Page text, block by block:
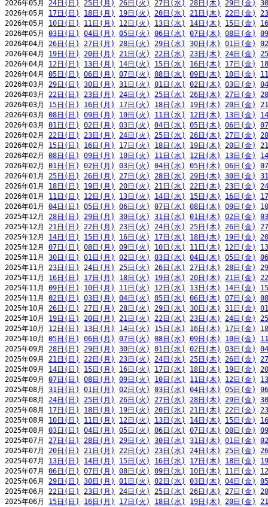
2026年05月 24日(日) 25日(月) 26日(火) 27日(水) 28日(木) 29日(金)
2026年05月 17日(日) 18日(月) 19日(火) 20日(水) 21日(木) 22日(金)
2026年05月 10日(日) 11日(月) 12日(火) 13日(水) 14日(木) 15日(金)
2026年05月 03日(日) 04日(月) 05日(火) 06日(水) 07日(木) 08日(金)
2026年04月 26日(日) 27日(月) 28日(火) 29日(水) 30日(木) 01日(金)
2026年04月 19日(日) 20日(月) 21日(火) 22日(水) 23日(木) 24日(金)
2026年04月 12日(日) 13日(月) 14日(火) 15日(水) 16日(木) 17日(金)
2026年04月 05日(日) 06日(月) 07日(火) 08日(水) 09日(木) 10日(金)
2026年03月 29日(日) 30日(月) 31日(火) 01日(水) 02日(木) 03日(金)
2026年03月 22日(日) 23日(月) 24日(火) 25日(水) 26日(木) 27日(金)
2026年03月 15日(日) 16日(月) 17日(火) 18日(水) 19日(木) 20日(金)
2026年03月 08日(日) 09日(月) 10日(火) 11日(水) 12日(木) 13日(金)
2026年03月 01日(日) 02日(月) 03日(火) 04日(水) 05日(木) 06日(金)
2026年02月 22日(日) 23日(月) 24日(火) 25日(水) 26日(木) 27日(金)
2026年02月 15日(日) 16日(月) 17日(火) 18日(水) 19日(木) 20日(金)
2026年02月 08日(日) 09日(月) 10日(火) 11日(水) 12日(木) 13日(金)
2026年02月 01日(日) 02日(月) 03日(火) 04日(水) 05日(木) 06日(金)
2026年01月 25日(日) 26日(月) 27日(火) 28日(水) 29日(木) 30日(金)
2026年01月 18日(日) 19日(月) 20日(火) 21日(水) 22日(木) 23日(金)
2026年01月 11日(日) 12日(月) 13日(火) 14日(水) 15日(木) 16日(金)
2026年01月 04日(日) 05日(月) 06日(火) 07日(水) 08日(木) 09日(金)
2025年12月 28日(日) 29日(月) 30日(火) 31日(水) 01日(木) 02日(金)
2025年12月 21日(日) 22日(月) 23日(火) 24日(水) 25日(木) 26日(金)
2025年12月 14日(日) 15日(月) 16日(火) 17日(水) 18日(木) 19日(金)
2025年12月 07日(日) 08日(月) 09日(火) 10日(水) 11日(木) 12日(金)
2025年11月 30日(日) 01日(月) 02日(火) 03日(水) 04日(木) 05日(金)
2025年11月 23日(日) 24日(月) 25日(火) 26日(水) 27日(木) 28日(金)
2025年11月 16日(日) 17日(月) 18日(火) 19日(水) 20日(木) 21日(金)
2025年11月 09日(日) 10日(月) 11日(火) 12日(水) 13日(木) 14日(金)
2025年11月 02日(日) 03日(月) 04日(火) 05日(水) 06日(木) 07日(金)
2025年10月 26日(日) 27日(月) 28日(火) 29日(水) 30日(木) 31日(金)
2025年10月 19日(日) 20日(月) 21日(火) 22日(水) 23日(木) 24日(金)
2025年10月 12日(日) 13日(月) 14日(火) 15日(水) 16日(木) 17日(金)
2025年10月 05日(日) 06日(月) 07日(火) 08日(水) 09日(木) 10日(金)
2025年09月 28日(日) 29日(月) 30日(火) 01日(水) 02日(木) 03日(金)
2025年09月 21日(日) 22日(月) 23日(火) 24日(水) 25日(木) 26日(金)
2025年09月 14日(日) 15日(月) 16日(火) 17日(水) 18日(木) 19日(金)
2025年09月 07日(日) 08日(月) 09日(火) 10日(水) 11日(木) 12日(金)
2025年08月 31日(日) 01日(月) 02日(火) 03日(水) 04日(木) 05日(金)
2025年08月 24日(日) 25日(月) 26日(火) 27日(水) 28日(木) 29日(金)
2025年08月 17日(日) 18日(月) 19日(火) 20日(水) 21日(木) 22日(金)
2025年08月 10日(日) 11日(月) 12日(火) 13日(水) 14日(木) 15日(金)
2025年08月 03日(日) 04日(月) 05日(火) 06日(水) 07日(木) 08日(金)
2025年07月 27日(日) 28日(月) 29日(火) 30日(水) 31日(木) 01日(金)
2025年07月 20日(日) 21日(月) 22日(火) 23日(水) 24日(木) 25日(金)
2025年07月 13日(日) 14日(月) 15日(火) 16日(水) 17日(木) 18日(金)
2025年07月 06日(日) 07日(月) 08日(火) 09日(水) 10日(木) 11日(金)
2025年06月 29日(日) 30日(月) 01日(火) 02日(水) 03日(木) 04日(金)
2025年06月 22日(日) 23日(月) 24日(火) 25日(水) 26日(木) 27日(金)
2025年06月 15日(日) 16日(月) 17日(火) 18日(水) 19日(木) 20日(金)